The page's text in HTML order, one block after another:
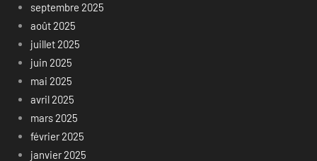
septembre 2025
août 2025
juillet 2025
juin 2025
mai 2025
avril 2025
mars 2025
février 2025
janvier 2025